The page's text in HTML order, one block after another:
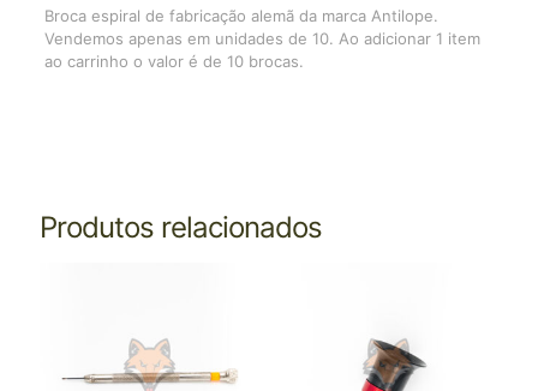
Broca espiral de fabricação alemã da marca Antilope.
Vendemos apenas em unidades de 10. Ao adicionar 1 item
ao carrinho o valor é de 10 brocas.
Produtos relacionados